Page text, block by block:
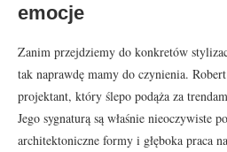
emocje
Zanim przejdziemy do konkretów
tak naprawdę mamy do czynienia.
projektant, który ślepo podąża za
Jego sygnaturą są właśnie nieoczywiste
architektoniczne formy i głęboka praca